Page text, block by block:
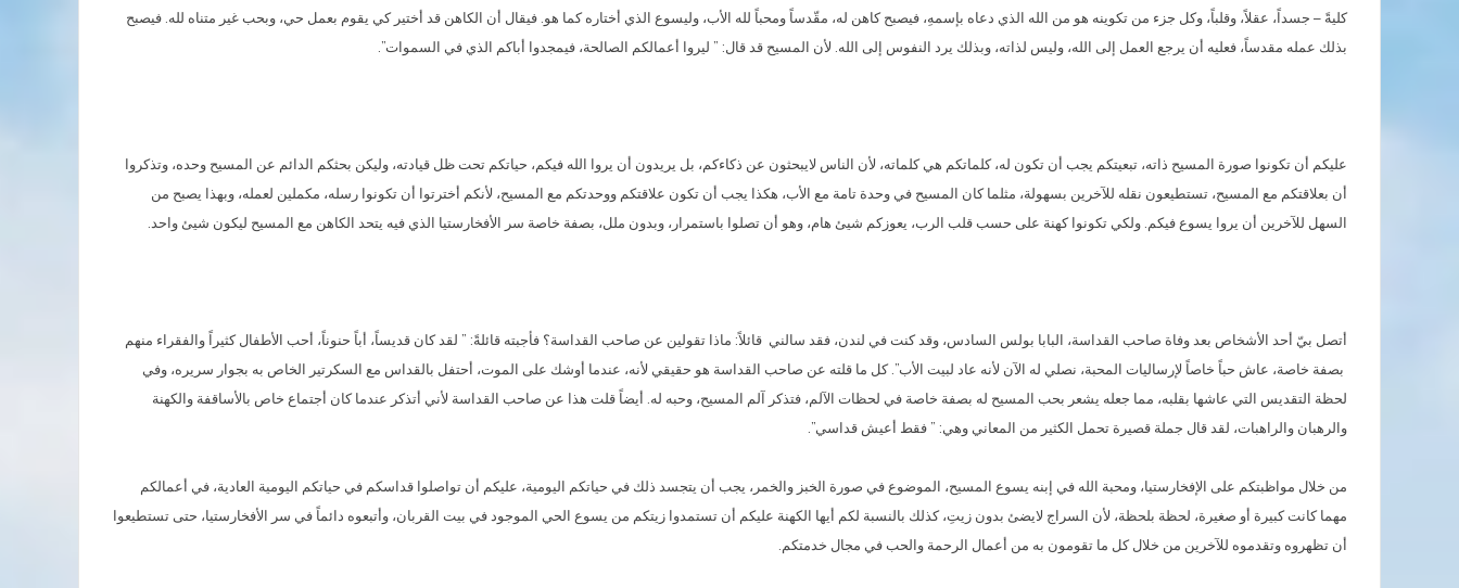
كليةً – جسداً، عقلاً، وقلباً، وكل جزء من تكوينه هو من الله الذي دعاه بإسمهِ، فيصبح كاهن له، مقّدساً ومحباً لله الأب، وليسوع الذي أختاره كما هو. فيقال أن الكاهن قد أختير كي يقوم بعمل حي، وبحب غير متناه لله. فيصبح
بذلك عمله مقدساً، فعليه أن يرجع العمل إلى الله، وليس لذاته، وبذلك يرد النفوس إلى الله. لأن المسيح قد قال: ” ليروا أعمالكم الصالحة، فيمجدوا أباكم الذي في السموات”.
عليكم أن تكونوا صورة المسيح ذاته، تبعيتكم يجب أن تكون له، كلماتكم هي كلماته، لأن الناس لايبحثون عن ذكاءكم، بل يريدون أن يروا الله فيكم، حياتكم تحت ظل قيادته، وليكن بحثكم الدائم عن المسيح وحده، وتذكروا
أن بعلاقتكم مع المسيح، تستطيعون نقله للآخرين بسهولة، مثلما كان المسيح في وحدة تامة مع الأب، هكذا يجب أن تكون علاقتكم ووحدتكم مع المسيح، لأنكم أخترتوا أن تكونوا رسله، مكملين لعمله، وبهذا يصبح من
السهل للآخرين أن يروا يسوع فيكم. ولكي تكونوا كهنة على حسب قلب الرب، يعوزكم شيئ هام، وهو أن تصلوا باستمرار، وبدون ملل، بصفة خاصة سر الأفخارستيا الذي فيه يتحد الكاهن مع المسيح ليكون شيئ واحد.
أتصل بيّ أحد الأشخاص بعد وفاة صاحب القداسة، البابا بولس السادس، وقد كنت في لندن، فقد سالني قائلاً: ماذا تقولين عن صاحب القداسة؟ فأجبته قائلةً: ” لقد كان قديساً، أباً حنوناً، أحب الأطفال كثيراً والفقراء منهم
بصفة خاصة، عاش حباً خاصاً لإرساليات المحبة، نصلي له الآن لأنه عاد لبيت الأب”. كل ما قلته عن صاحب القداسة هو حقيقي لأنه، عندما أوشك على الموت، أحتفل بالقداس مع السكرتير الخاص به بجوار سريره، وفي
لحظة التقديس التي عاشها بقلبه، مما جعله يشعر بحب المسيح له بصفة خاصة في لحظات الآلم، فتذكر آلم المسيح، وحبه له. أيضاً قلت هذا عن صاحب القداسة لأني أتذكر عندما كان أجتماع خاص بالأساقفة والكهنة
والرهبان والراهبات، لقد قال جملة قصيرة تحمل الكثير من المعاني وهي: ” فقط أعيش قداسي”.
من خلال مواظبتكم على الإفخارستيا، ومحبة الله في إبنه يسوع المسيح، الموضوع في صورة الخبز والخمر، يجب أن يتجسد ذلك في حياتكم اليومية، عليكم أن تواصلوا قداسكم في حياتكم اليومية العادية، في أعمالكم
مهما كانت كبيرة أو صغيرة، لحظة بلحظة، لأن السراج لايضئ بدون زيتِ، كذلك بالنسبة لكم أيها الكهنة عليكم أن تستمدوا زيتكم من يسوع الحي الموجود في بيت القربان، وأتبعوه دائماً في سر الأفخارستيا، حتى تستطيعوا
أن تظهروه وتقدموه للآخرين من خلال كل ما تقومون به من أعمال الرحمة والحب في مجال خدمتكم.